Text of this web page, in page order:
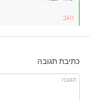
הגב
כתיבת תגובה